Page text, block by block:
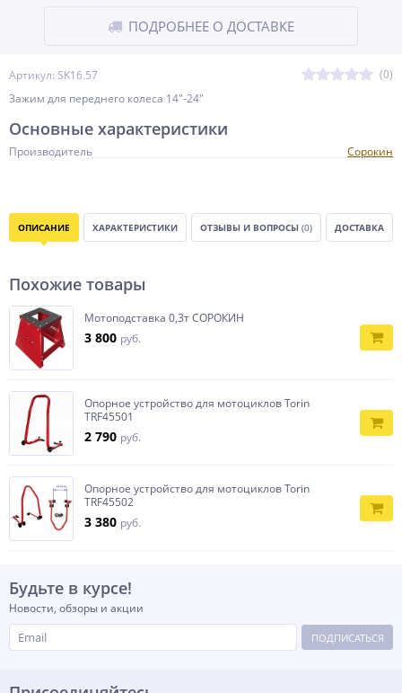
Артикул: SK16.57
(0)
Зажим для переднего колеса 14"-24"
ПОДРОБНЕЕ О ДОСТАВКЕ
Основные характеристики
Производитель Сорокин
ОПИСАНИЕ ХАРАКТЕРИСТИКИ ОТЗЫВЫ И ВОПРОСЫ (0) ДОСТАВКА
Похожие товары
Мотоподставка 0,3т СОРОКИН
3 800 руб.
Опорное устройство для мотоциклов Torin
TRF45501
2 790 руб.
Опорное устройство для мотоциклов Torin
TRF45502
3 380 руб.
Будьте в курсе!
Новости, обзоры и акции
ПОДПИСАТЬСЯ